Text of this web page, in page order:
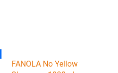
FANOLA No Yellow